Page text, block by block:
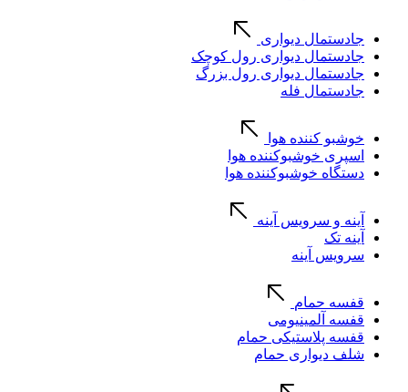
جادستمال دیواری
جادستمال دیواری رول کوچک
جادستمال دیواری رول بزرگ
جادستمال فله
خوشبو کننده هوا
اسپری خوشبوکننده هوا
دستگاه خوشبوکننده هوا
آینه و سرویس آینه
آینه تک
سرویس آینه
قفسه حمام
قفسه آلمینیومی
قفسه پلاستیکی حمام
شلف دیواری حمام